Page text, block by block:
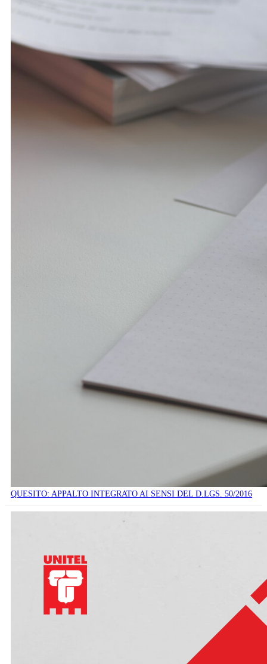
QUESITO: APPALTO INTEGRATO AI SENSI DEL D.LGS. 50/2016